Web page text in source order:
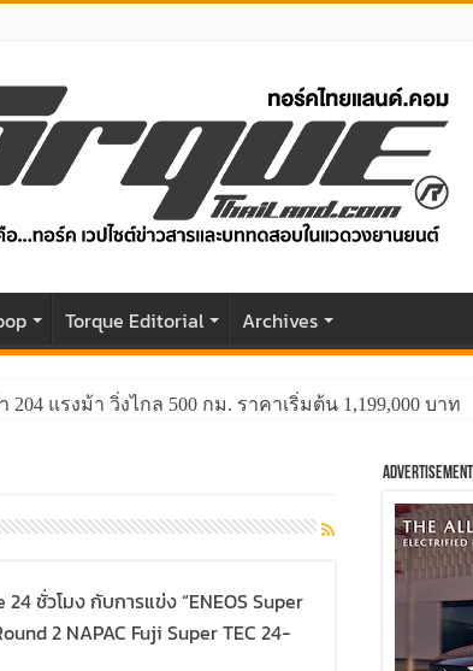
Torque Editorial Archives
204 แรงม้า วิ่งไกล 500 กม. ราคาเริ่มต้น 1,199,000 บาท
ชั่วโมง กับการแข่ง “ENEOS Super
2 NAPAC Fuji Super TEC 24-
Advertisement